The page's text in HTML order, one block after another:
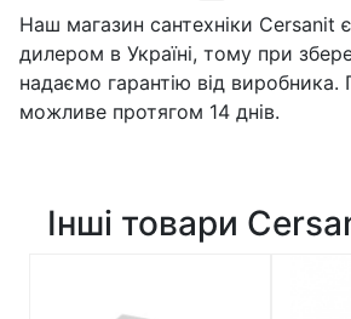
Наш магазин сантехніки Cersanit
дилером в Україні, тому при
надаємо гарантію від виробника.
можливе протягом 14 днів.
Інші товари